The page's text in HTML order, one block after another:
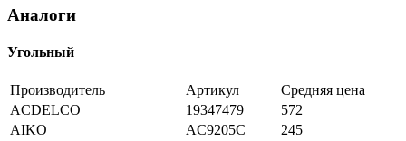
Аналоги
Угольный
Производитель Артикул
Средняя цена
ACDELCO
19347479
572
AIKO
AC9205C
245